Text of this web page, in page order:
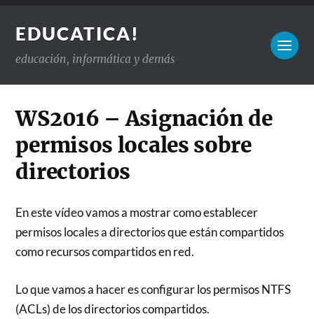
EDUCATICA!
educación, informática y demás
WS2016 – Asignación de
permisos locales sobre
directorios
En este vídeo vamos a mostrar como establecer
permisos locales a directorios que están compartidos
como recursos compartidos en red.
Lo que vamos a hacer es configurar los permisos NTFS
(ACLs) de los directorios compartidos.